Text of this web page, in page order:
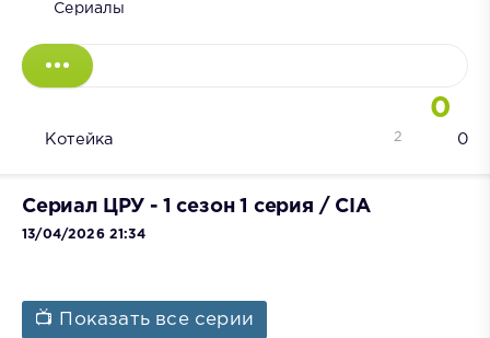
Сериалы
0
Котейка 0
2
Сериал ЦРУ - 1 сезон 1 серия / CIA
13/04/2026 21:34
📺 Показать все серии